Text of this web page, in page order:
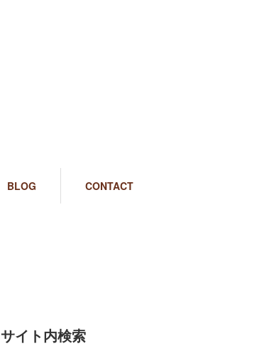
BLOG CONTACT
サイト内検索